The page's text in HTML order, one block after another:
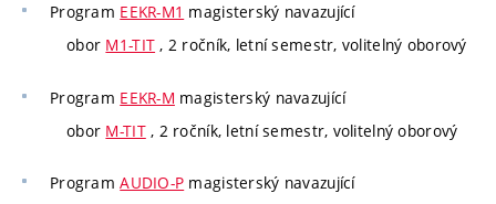
Program EEKR-M1 magisterský navazující
obor M1-TIT , 2 ročník, letní semestr, volitelný oborový
Program EEKR-M magisterský navazující
obor M-TIT, 2 ročník, letní semestr, volitelný oborový
ProgramAUDIO-P magisterský navazující